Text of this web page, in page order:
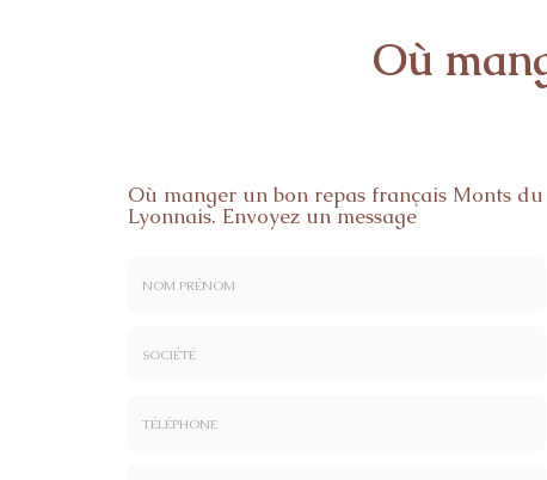
Où
Où manger un bon repas français Monts du
Lyonnais. Envoyez un message